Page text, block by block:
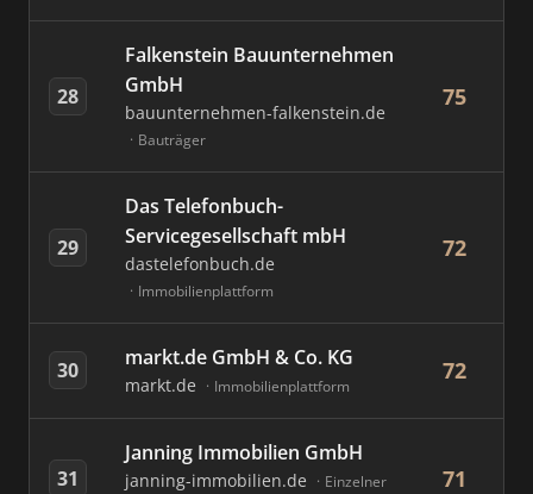
28
Falkenstein Bauunternehmen
GmbH
bauunternehmen-falkenstein.de
Bauträger
75
29
Das Telefonbuch-
Servicegesellschaft mbH
dastelefonbuch.de
Immobilienplattform
72
30 markt.de GmbH & Co. KG
markt.de Immobilienplattform
72
31
Janning Immobilien GmbH
janning-immobilien.de
Einzelner
71